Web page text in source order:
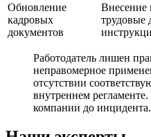
Обновление
кадровых
документов
Внесение
трудовые
Работодатель лишен
неправомерное
отсутствии
внутреннем
компании до инцидента.